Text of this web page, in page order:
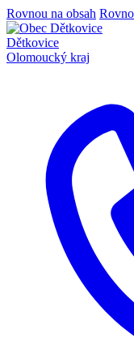
Rovnou na obsah
Dětkovice
Olomoucký kraj